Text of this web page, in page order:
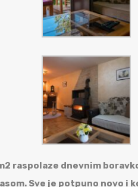
raspolaze dnevnim
Sve je potpuno novo i